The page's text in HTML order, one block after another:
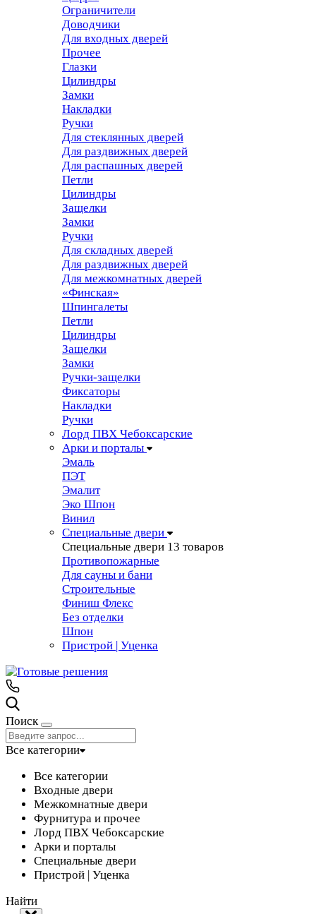
Ограничители
Доводчики
Для входных дверей
Прочее
Глазки
Цилиндры
Замки
Накладки
Ручки
Для стеклянных дверей
Для раздвижных дверей
Для распашных дверей
Петли
Цилиндры
Защелки
Замки
Ручки
Для складных дверей
Для раздвижных дверей
Для межкомнатных дверей
«Финская»
Шпингалеты
Петли
Цилиндры
Защелки
Замки
Ручки-защелки
Фиксаторы
Накладки
Ручки
Лорд ПВХ Чебоксарские
Арки и порталы
Эмаль
ПЭТ
Эмалит
Эко Шпон
Винил
Специальные двери
Специальные двери 13 товаров
Противопожарные
Для сауны и бани
Строительные
Финиш Флекс
Без отделки
Шпон
Пристрой | Уценка
Поиск
Все категории
Все категории
Входные двери
Межкомнатные двери
Фурнитура и прочее
Лорд ПВХ Чебоксарские
Арки и порталы
Специальные двери
Пристрой | Уценка
Найти